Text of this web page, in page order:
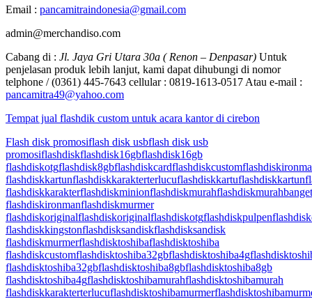
Email : pancamitraindonesia@gmail.com
admin@merchandiso.com
Cabang di : Jl. Jaya Gri Utara 30a ( Renon – Denpasar) Untuk
penjelasan produk lebih lanjut, kami dapat dihubungi di nomor
telphone / (0361) 445-7643 cellular : 0819-1613-0517 Atau e-mail :
pancamitra49@yahoo.com
Tempat jual flashdik custom untuk acara kantor di cirebon
Flash disk promosiflash disk usbflash disk usb
promosiflashdiskflashdisk16gbflashdisk16gb
flashdiskotgflashdisk8gbflashdiskcardflashdiskcustom
flashdiskkartunflashdiskkarakterterlucuflashdiskkartuflashdiskkartun
flashdiskkarakterflashdiskminionflashdiskmurahflashdiskmurahbanget
flashdiskironmanflashdiskmurmer
flashdiskoriginalflashdiskoriginalflashdiskotgflashdiskpulpen
flashdiskkingstonflashdisksandiskflashdisksandisk
flashdiskmurmerflashdisktoshibaflashdisktoshiba
flashdiskcustomflashdisktoshiba32gbflashdisktoshiba4g
flashdisktoshiba32gbflashdisktoshiba8gbflashdisktoshiba8gb
flashdisktoshiba4gflashdisktoshibamurahflashdisktoshibamurah
flashdiskkarakterterlucuflashdisktoshibamurmer